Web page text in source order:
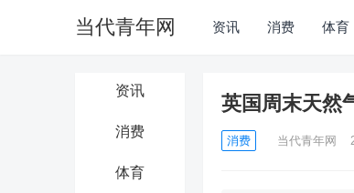
当代青年网 资讯 消费 体育
资讯
消费
体育
英国周末天然
消费 当代青年网